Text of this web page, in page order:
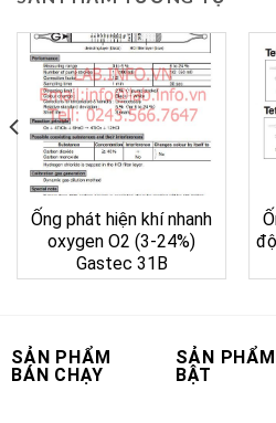
Ống phát hiện khí nhanh
oxygen O2 (3-24%)
Gastec 31B
SẢN PHẨM
BÁN CHẠY
SẢN
BẬT